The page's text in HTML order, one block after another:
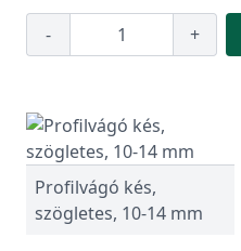
- +
Profilvágó kés,
szögletes, 10-14 mm